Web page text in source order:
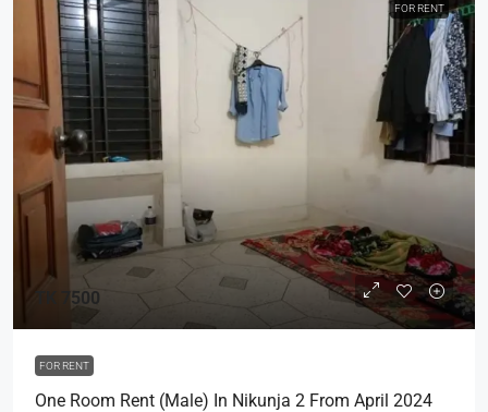
FOR RENT
TK 7500
FOR RENT
One Room Rent (Male) In Nikunja 2 From April 2024